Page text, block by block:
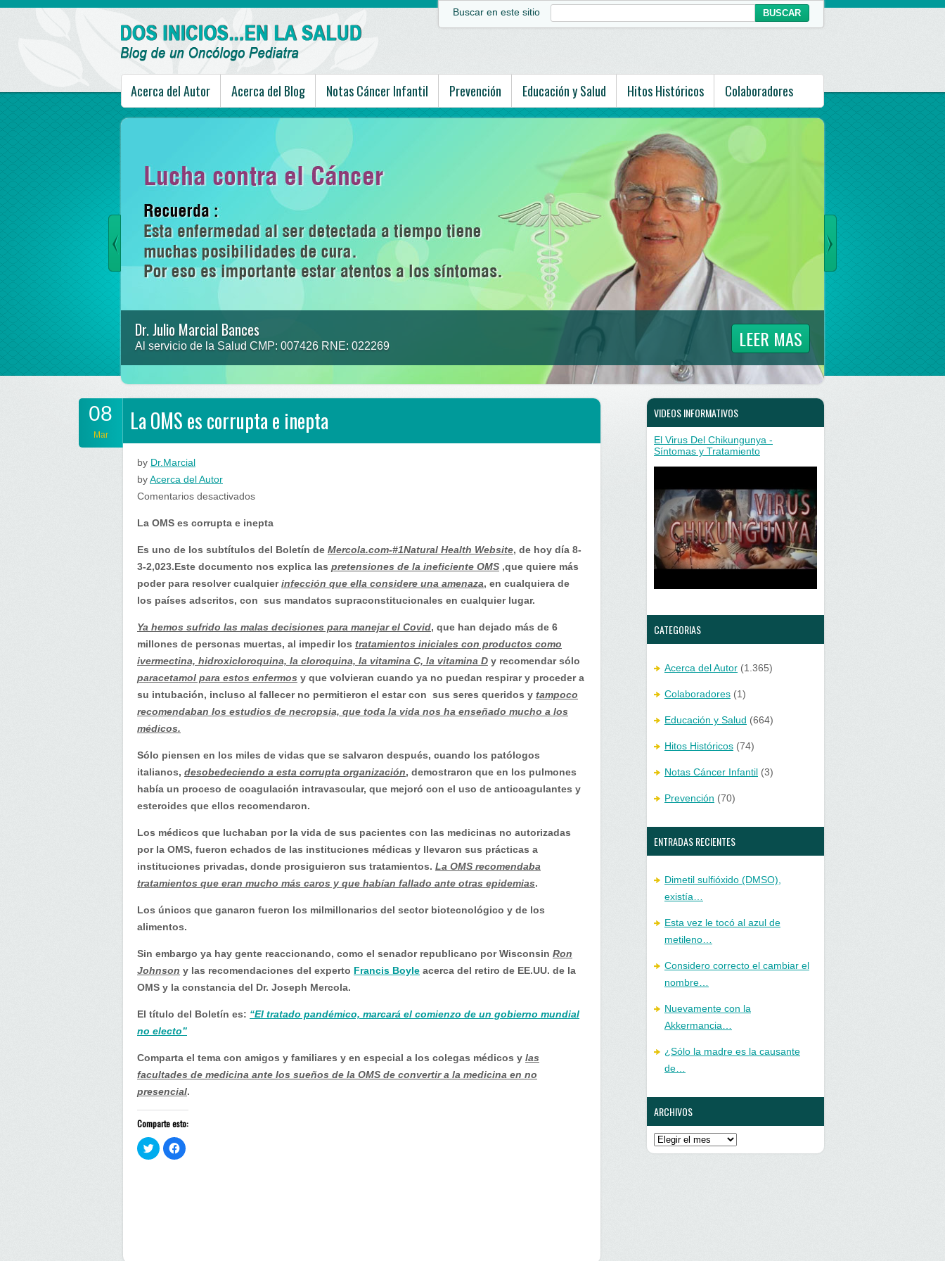
Buscar en este sitio
Acerca del Autor Acerca del Blog Notas Cáncer Infantil Prevención Educación y Salud Hitos Históricos Colaboradores
LEER MAS
Dr. Julio Marcial Bances
Al servicio de la Salud CMP: 007426 RNE: 022269
08
Mar La OMS es corrupta e inepta
by Dr.Marcial
byAcerca del Autor
Comentarios desactivadosen
OMS
es
corrupta
e
inepta
La OMS es corrupta e inepta
Es uno de los subtítulos del Boletín de Mercola.com-#1Natural Health Website, de hoy día 8-
3-2,023.Este documento nos explica las pretensiones de la ineficiente OMS ,que quiere más
poder para resolver cualquierinfección que ella considere una amenaza, en cualquiera de
los países adscritos, con sus mandatos supraconstitucionales en cualquier lugar.
Ya hemos sufrido las malas decisiones para manejar el Covid, que han dejado más de 6
millones de personas muertas, al impedir los tratamientos iniciales con productos como
ivermectina, hidroxicloroquina, la cloroquina, la vitamina C, la vitamina D y recomendar sólo
paracetamol para estos enfermos y que volvieran cuando ya no puedan respirar y proceder a
su intubación, incluso al fallecer no permitieron el estar con sus seres queridos y tampoco
recomendaban los estudios de necropsia, que toda la vida nos ha enseñado mucho a los
médicos.
Sólo piensen en los miles de vidas que se salvaron después, cuando los patólogos
italianos, desobedeciendo a esta corrupta organización, demostraron que en los pulmones
había un proceso de coagulación intravascular, que mejoró con el uso de anticoagulantes y
esteroides que ellos recomendaron.
Los médicos que luchaban por la vida de sus pacientes con las medicinas no autorizadas
por la OMS, fueron echados de las instituciones médicas y llevaron sus prácticas a
instituciones privadas, donde prosiguieron sus tratamientos. La OMS recomendaba
tratamientos que eran mucho más caros y que habían fallado ante otras epidemias.
Los únicos que ganaron fueron los milmillonarios del sector biotecnológico y de los
alimentos.
Sin embargo ya hay gente reaccionando, como el senador republicano por Wisconsin Ron
Johnson y las recomendaciones del experto Francis Boyle acerca del retiro de EE.UU. de la
OMS y la constancia del Dr. Joseph Mercola.
El título del Boletín es: “El tratado pandémico, marcará el comienzo de un gobierno mundial
no electo”
Comparta el tema con amigos y familiares y en especial a los colegas médicos y las
facultades de medicina ante los sueños de la OMS de convertir a la medicina en no
presencial.
Comparte esto:
H
a
H
a
VIDEOS INFORMATIVOS
El Virus Del Chikungunya -
Síntomas y Tratamiento
CATEGORIAS
Acerca del Autor (1.365)
Colaboradores (1)
Educación y Salud (664)
Hitos Históricos (74)
Notas Cáncer Infantil (3)
Prevención (70)
ENTRADAS RECIENTES
Dimetil sulfióxido (DMSO),
existía…
Esta vez le tocó al azul de
metileno…
Considero correcto el cambiar el
nombre…
Nuevamente con la
Akkermancia…
¿Sólo la madre es la causante
de…
ARCHIVOS
Archivos